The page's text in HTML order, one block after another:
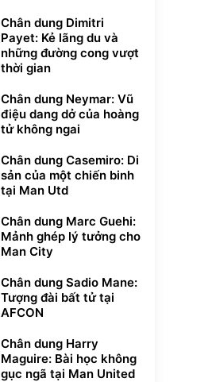
Chân dung Dimitri
Payet: Kẻ lãng du và
những đường cong vượt
thời gian
Chân dung Neymar: Vũ
điệu dang dở của hoàng
tử không ngai
Chân dung Casemiro: Di
sản của một chiến binh
tại Man Utd
Chân dung Marc Guehi:
Mảnh ghép lý tưởng cho
Man City
Chân dung Sadio Mane:
Tượng đài bất tử tại
AFCON
Chân dung Harry
Maguire: Bài học không
gục ngã tại Man United